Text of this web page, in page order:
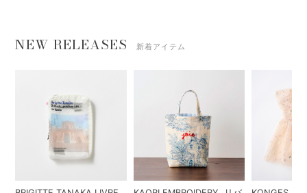
NEW RELEASES 新着アイテム